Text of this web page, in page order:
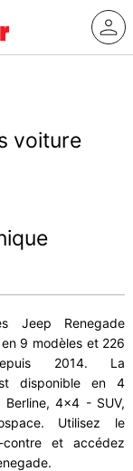
voiture
Jeep Renegade
9 modèles et 226
2014. La
disponible en 4
Berline, 4x4 - SUV,
Utilisez le
contre et accédez